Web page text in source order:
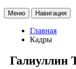
Меню Навигация
Главная
Кадры
Галиуллин